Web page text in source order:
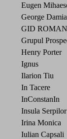
Eugen
George
GID
Grupul
Henry Porter
Ignus
Ilarion Tiu
In Tacere
InConstanIn
Insula Serpilor
Irina Monica
Iulian Capsali